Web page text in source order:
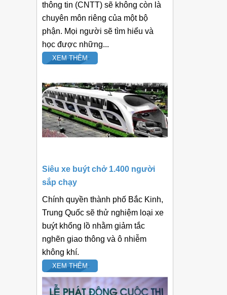
thông tin (CNTT) sẽ không còn là
chuyên môn riêng của một bộ
phận. Mọi người sẽ tìm hiểu và
học được những...
XEM THÊM
Siêu xe buýt chở 1.400 người
sắp chạy
Chính quyền thành phố Bắc Kinh,
Trung Quốc sẽ thử nghiệm loại xe
buýt khổng lồ nhằm giảm tắc
nghẽn giao thông và ô nhiễm
không khí.
XEM THÊM